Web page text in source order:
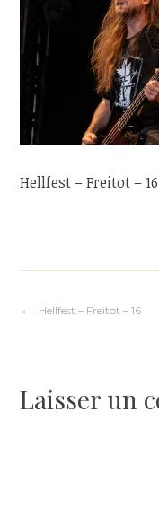
Hellfest – Freitot – 16
Navigation
l’article
Hellfest – Freitot – 16
Laisser un